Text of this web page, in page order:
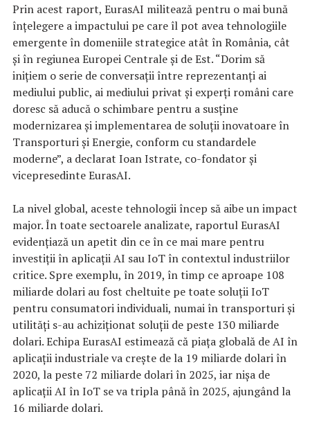
Prin acest raport, EurasAI militează pentru o mai bună
înțelegere a impactului pe care îl pot avea tehnologiile
emergente în domeniile strategice atât în România, cât
și în regiunea Europei Centrale și de Est. “Dorim să
inițiem o serie de conversații între reprezentanți ai
mediului public, ai mediului privat și experți români care
doresc să aducă o schimbare pentru a susține
modernizarea și implementarea de soluții inovatoare în
Transporturi și Energie, conform cu standardele
moderne”, a declarat Ioan Istrate, co-fondator și
vicepresedinte EurasAI.
La nivel global, aceste tehnologii încep să aibe un impact
major. În toate sectoarele analizate, raportul EurasAI
evidențiază un apetit din ce în ce mai mare pentru
investiții în aplicații AI sau IoT în contextul industriilor
critice. Spre exemplu, în 2019, în timp ce aproape 108
miliarde dolari au fost cheltuite pe toate soluții IoT
pentru consumatori individuali, numai în transporturi și
utilități s-au achiziționat soluții de peste 130 miliarde
dolari. Echipa EurasAI estimează că piața globală de AI în
aplicații industriale va crește de la 19 miliarde dolari în
2020, la peste 72 miliarde dolari în 2025, iar nișa de
aplicații AI în IoT se va tripla până în 2025, ajungând la
16 miliarde dolari.